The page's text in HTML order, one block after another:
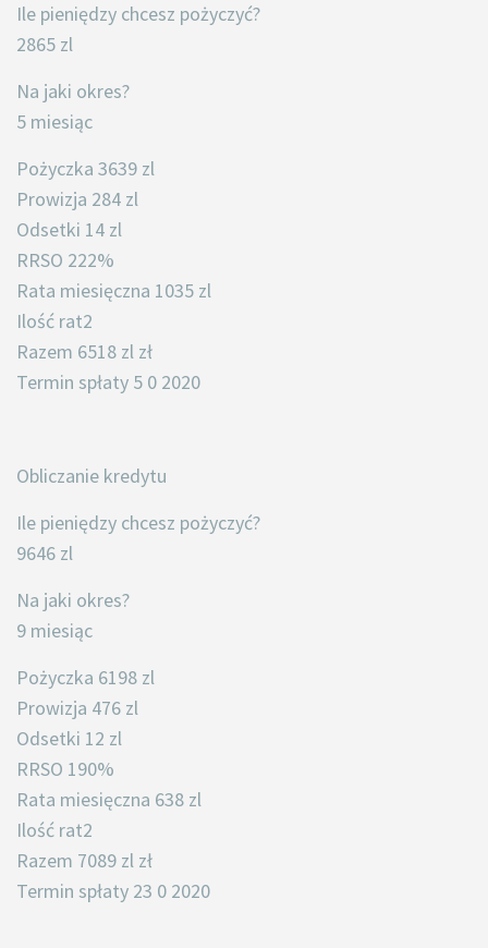
Ile pieniędzy chcesz pożyczyć?
2865 zl
Na jaki okres?
5 miesiąc
Pożyczka 3639 zl
Prowizja 284 zl
Odsetki 14 zl
RRSO 222%
Rata miesięczna 1035 zl
Ilość rat2
Razem 6518 zl zł
Termin spłaty 5 0 2020
Obliczanie kredytu
Ile pieniędzy chcesz pożyczyć?
9646 zl
Na jaki okres?
9 miesiąc
Pożyczka 6198 zl
Prowizja 476 zl
Odsetki 12 zl
RRSO 190%
Rata miesięczna 638 zl
Ilość rat2
Razem 7089 zl zł
Termin spłaty 23 0 2020